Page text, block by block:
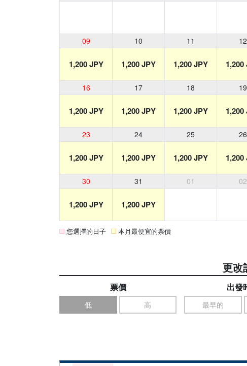
09 10 11 12
1,200 JPY 1,200 JPY 1,200 JPY 1,200
16 17 18 19
1,200 JPY 1,200 JPY 1,200 JPY 1,200
23 24 25 26
1,200 JPY 1,200 JPY 1,200 JPY 1,200
30 31 01 02
1,200 JPY 1,200 JPY
您選擇的日子 本月最便宜的票價
更改
票價
低 高
出發
最早的